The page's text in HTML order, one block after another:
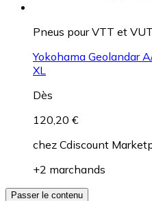
Pneus pour VTT et
Yokohama Geolandar
XL
Dès
120,20 €
chez Cdiscount
+2 marchands
Passer le contenu